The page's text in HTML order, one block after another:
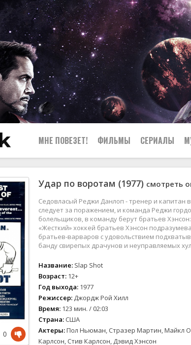
МНЕ ПОВЕЗЕТ! ФИЛЬМЫ СЕРИАЛЫ
Удар по воротам (1977) смотреть
Седовласый Реджи Данлоп - тренер и капитан
следует за поражением, и команда Реджи
болельщиков, в команду берут братьев
«Жесткий» хоккей братьев Хэнсон
братьев-варваров с удовольствием
банду свирепых драчунов и неуправляемых
Название: Slap Shot
Возраст: 12+
Год выхода: 1977
Режиссер: Джордж Рой Хилл
Время: 123 мин. / 02:03
Страна: США
Актеры:Пол Ньюман, Стразер Мартин, Майкл
Карлсон, Стив Карлсон, Дэвид Хэнсон
0